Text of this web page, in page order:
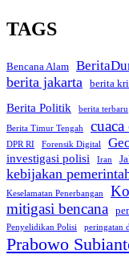
TAGS
Bencana Alam
berita jakarta berita
Berita Politik berita terbaru
Berita Timur Tengah cuaca
DPR RI
Forensik Digital
investigasi polisi Iran
kebijakan
Keselamatan Penerbangan
mitigasi bencana
Penyelidikan Polisi peringatan
Prabowo